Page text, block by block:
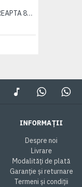
BARA TIRANT DREAPTA 820-1025
INFORMAȚII
Despre noi
Livrare
Modalități de plată
Garanție și returnare
Termeni și condiții